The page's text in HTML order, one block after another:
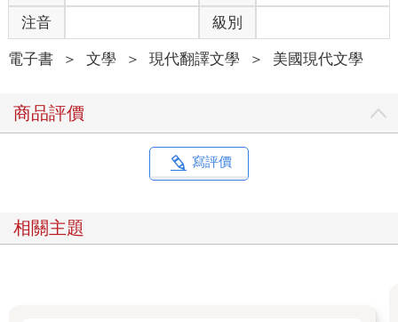
當一個人必須獨自用餐時，應當先從任何占據注意力的事物中抽
離出來，放鬆片刻，並將注意力轉移到一些令人愉快的事物上，
以保持愉悅。
沃克先生是否指的是這個；而將注意力轉向某個「令人愉快的事
物」，沒有什麼比一瓶來自科多爾省的上等紅酒更合適的了。配
上幾片沙拉葉和一些酥脆的酸種麵包，這樣的一餐，即使是盧庫
注音 級別
電子書 ＞ 文學 ＞ 現代翻譯文學 ＞ 美國現代文學
商品評價
寫評價
相關主題